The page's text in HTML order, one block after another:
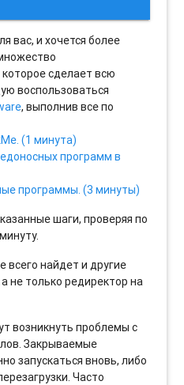
вас, и хочется более
сделает всю
воспользоваться
, выполнив все по
(1 минута)
программ в
программы. (3 минуты)
шаги, проверяя по
всего найдет и другие
не только редиректор на
возникнуть проблемы с
Закрываемые
запускаться вновь, либо
Часто